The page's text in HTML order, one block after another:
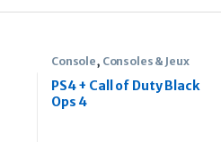
Console, Consoles & Jeux
PS4 + Call of Duty Black
Ops 4